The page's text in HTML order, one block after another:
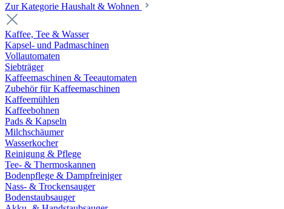
Zur Kategorie Haushalt & Wohnen
Kaffee, Tee & Wasser
Kapsel- und Padmaschinen
Vollautomaten
Siebträger
Kaffeemaschinen & Teeautomaten
Zubehör für Kaffeemaschinen
Kaffeemühlen
Kaffeebohnen
Pads & Kapseln
Milchschäumer
Wasserkocher
Reinigung & Pflege
Tee- & Thermoskannen
Bodenpflege & Dampfreiniger
Nass- & Trockensauger
Bodenstaubsauger